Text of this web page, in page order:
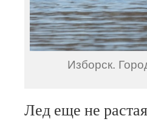
Изборск.
Лед еще не